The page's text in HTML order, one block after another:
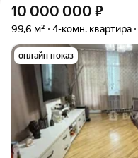
10 000 000 ₽
99,6 м² 4-комн. квартира
онлайн показ